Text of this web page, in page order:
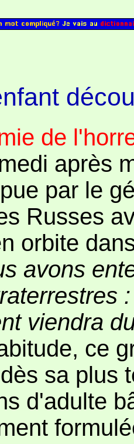
de
après
par le
Russes
orbite
avons
viendra
ce
sa plus
d'adulte